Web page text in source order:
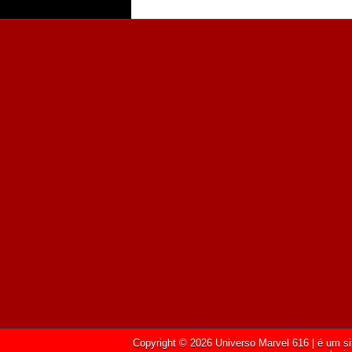
Copyright © 2026 Universo Marvel 616 | é um